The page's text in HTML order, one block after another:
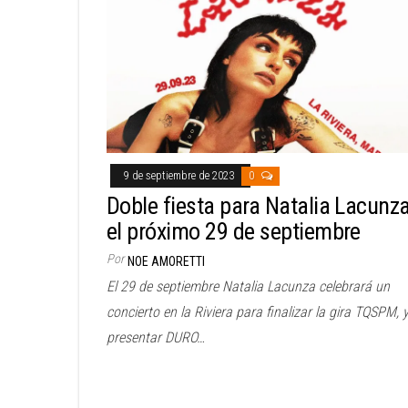
9 de septiembre de 2023 0
Doble fiesta para Natalia
el próximo 29 de septiembre
Por NOE AMORETTI
El 29 de septiembre Natalia Lacunza celebrará un
concierto en la Riviera para finalizar la gira TQSPM, y
presentar DURO…